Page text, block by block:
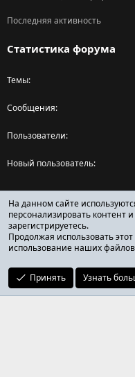
Последняя активность
Статистика форума
Темы
Сообщения
Пользователи
Новый пользователь
Поделиться страницей
Facebook
X (Twitter)
Reddit
ОТЗЫВЫ ОНЛАЙН ФОРУМ
На данном сайте
персонализировать контент
зарегистрируетесь.
Продолжая использовать
использование наших
Принять Узнать